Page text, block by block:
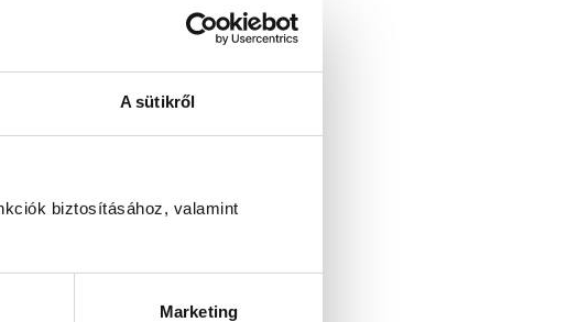
A sütikről
biztosításához, valamint
Marketing